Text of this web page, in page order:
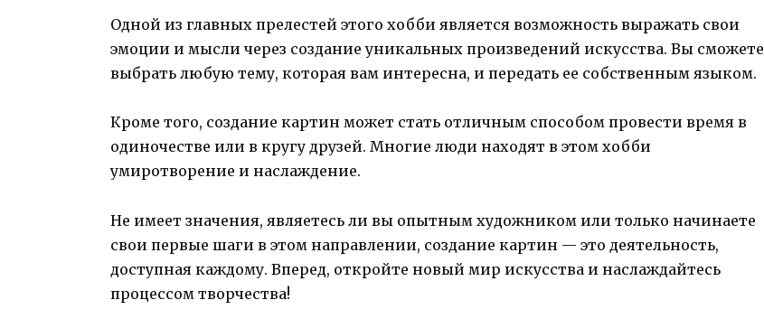
Одной из главных прелестей этого хобби является возможность выражать свои
эмоции и мысли через создание уникальных произведений искусства. Вы сможете
выбрать любую тему, которая вам интересна, и передать ее собственным языком.
Кроме того, создание картин может стать отличным способом провести время в
одиночестве или в кругу друзей. Многие люди находят в этом хобби
умиротворение и наслаждение.
Не имеет значения, являетесь ли вы опытным художником или только начинаете
свои первые шаги в этом направлении, создание картин — это деятельность,
доступная каждому. Вперед, откройте новый мир искусства и наслаждайтесь
процессом творчества!